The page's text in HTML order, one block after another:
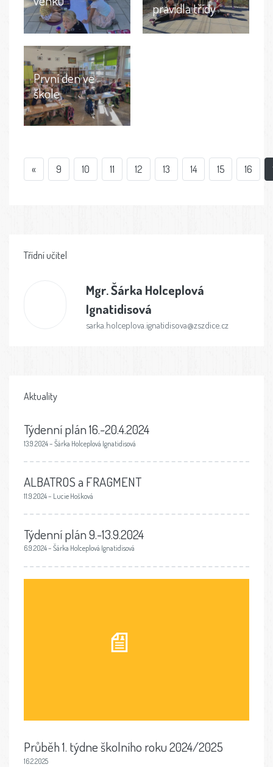
pravidla třídy
První den ve
škole
« 9 10 11 12 13 14 15 16
Třídní učitel
Mgr.Šárka Holceplová
Ignatidisová
sarka.holceplova.ignatidisova@zszdice.cz
Aktuality
Týdenní plán 16.-20.4.2024
13.9.2024 – Šárka Holceplová Ignatidisová
ALBATROS a FRAGMENT
11.9.2024 – Lucie Hošková
Týdenní plán 9.-13.9.2024
6.9.2024 – Šárka Holceplová Ignatidisová
Průběh 1. týdne školního roku 2024/2025
16.2.2025